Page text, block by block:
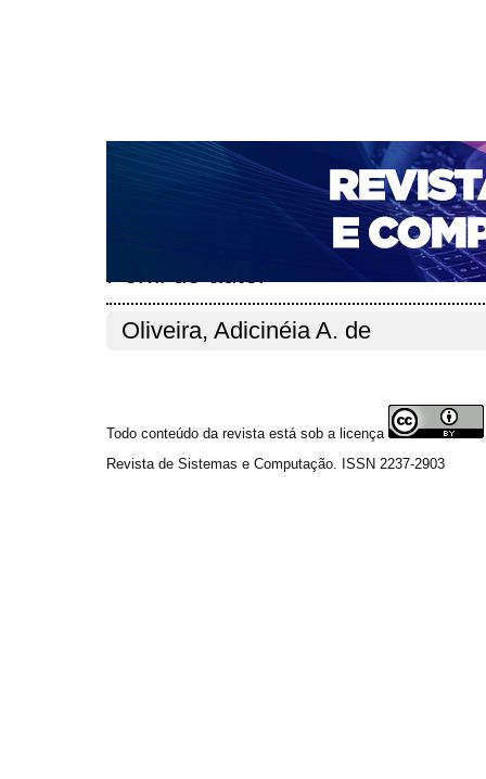
CAPA SOBRE ACESSO CADASTRO
NOTÍCIAS
PORTAL DE REVISTAS DA UNIFACS
PARA AVALIADORES
NOVA SUBMISSÃO
Oliveira, Adicinéia A. de
Todo conteúdo da revista está sob a licença
Revista de Sistemas e Computação. ISSN 2237-2903